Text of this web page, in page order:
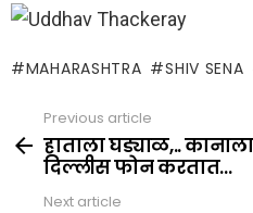
MAHARASHTRA SHIV SENA
more
Previous article
हाताला घड्याळ,..
दिल्लीस फोन करतात…
Next article